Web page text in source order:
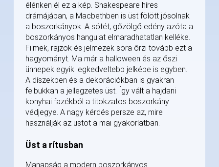
élénken él ez a kép. Shakespeare híres
drámájában, a Macbethben is üst fölött jósolnak
a boszorkányok. A sötét, gőzölgő edény azóta a
boszorkányos hangulat elmaradhatatlan kelléke.
Filmek, rajzok és jelmezek sora őrzi tovább ezt a
hagyományt. Ma már a halloween és az őszi
ünnepek egyik legkedveltebb jelképe is egyben.
A díszekben és a dekorációkban is gyakran
felbukkan a jellegzetes üst. Így vált a hajdani
konyhai fazékból a titokzatos boszorkány
védjegye. A nagy kérdés persze az, mire
használják az üstöt a mai gyakorlatban.
Üst a rítusban
Manapság a modern boszorkányos